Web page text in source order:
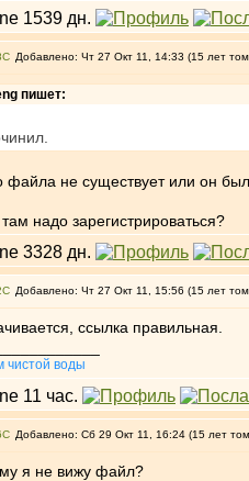
Добавлено: Чт 27 Окт 11, 14:33 (15 лет
пишет:
файла не существует или он
надо зарегистрироваться?
Добавлено: Чт 27 Окт 11, 15:56 (15 лет
ссылка правильная.
чистой воды
Добавлено: Сб 29 Окт 11, 16:24 (15 лет
я не вижу файл?